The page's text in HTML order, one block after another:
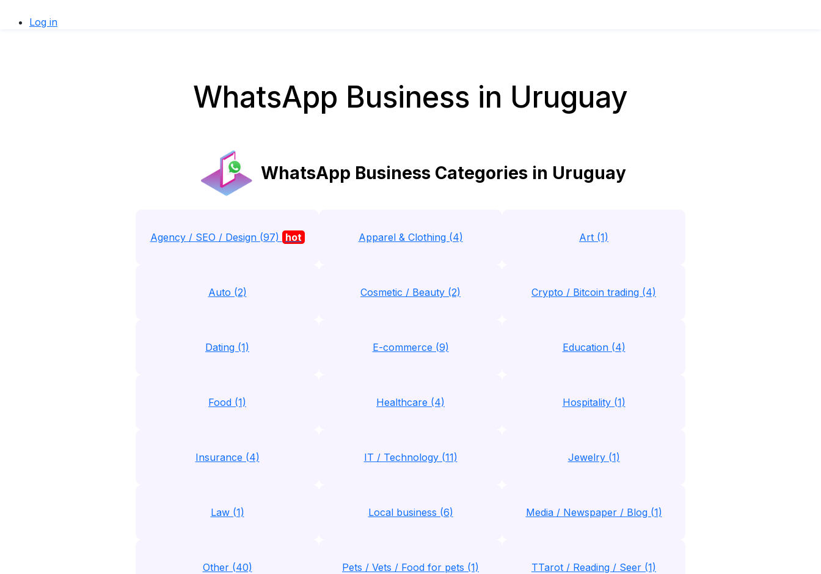
Log in
WhatsApp Business in Uruguay
WhatsApp Business Categories in Uruguay
Agency / SEO / Design (97) hot Apparel & Clothing (4) Art (1)
Auto (2) Cosmetic / Beauty (2) Crypto / Bitcoin trading (4)
Dating (1) E-commerce (9) Education (4)
Food (1) Healthcare (4) Hospitality (1)
Insurance (4) IT / Technology (11) Jewelry (1)
Law (1) Local business (6) Media / Newspaper / Blog (1)
Other (40) Pets / Vets / Food for pets (1) TTarot / Reading / Seer (1)